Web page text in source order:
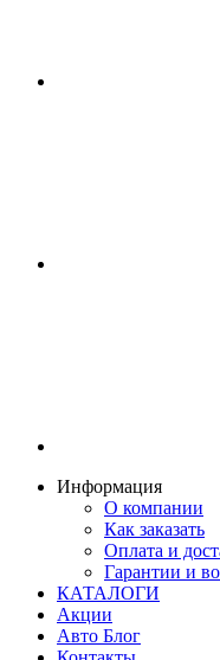
Информация
О компании
Как заказать
Оплата и
Гарантии и
КАТАЛОГИ
Акции
Авто Блог